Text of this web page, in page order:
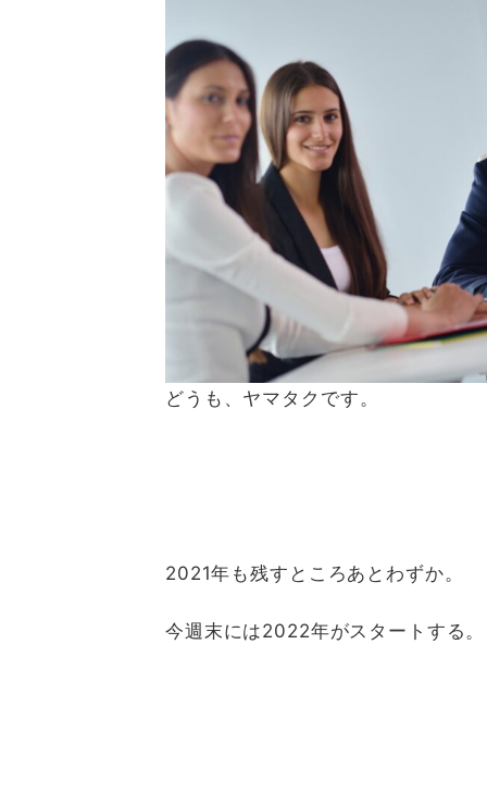
どうも、ヤマタクです。
2021年も残すところあとわずか。
今週末には2022年がスタートする。